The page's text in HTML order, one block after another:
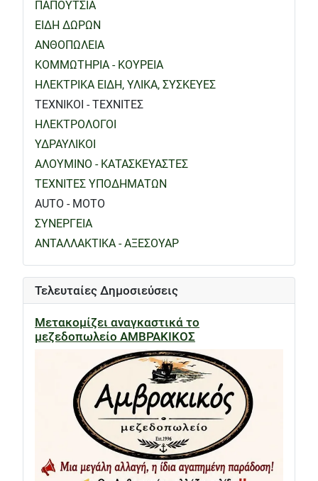
ΠΑΠΟΥΤΣΙΑ
ΕΙΔΗ ΔΩΡΩΝ
ΑΝΘΟΠΩΛΕΙΑ
ΚΟΜΜΩΤΗΡΙΑ - ΚΟΥΡΕΙΑ
ΗΛΕΚΤΡΙΚΑ ΕΙΔΗ, ΥΛΙΚΑ, ΣΥΣΚΕΥΕΣ
ΤΕΧΝΙΚΟΙ - ΤΕΧΝΙΤΕΣ
ΗΛΕΚΤΡΟΛΟΓΟΙ
ΥΔΡΑΥΛΙΚΟΙ
ΑΛΟΥΜΙΝΟ - ΚΑΤΑΣΚΕΥΑΣΤΕΣ
ΤΕΧΝΙΤΕΣ ΥΠΟΔΗΜΑΤΩΝ
AUTO - MOTO
ΣΥΝΕΡΓΕΙΑ
ΑΝΤΑΛΛΑΚΤΙΚΑ - ΑΞΕΣΟΥΑΡ
Τελευταίες Δημοσιεύσεις
Μετακομίζει αναγκαστικά το
μεζεδοπωλείο ΑΜΒΡΑΚΙΚΟΣ